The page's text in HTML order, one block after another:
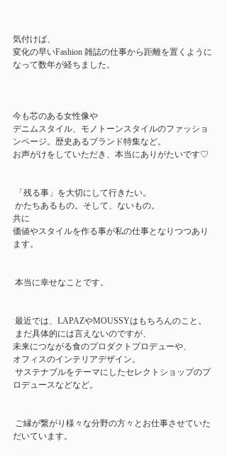
気付けば、
変化の早いFashion 雑誌の仕事から距離を置くように
なって数年が経ちました。
今も芯のある女性像や
デニムスタイル、モノトーンスタイルのファッショ
ンページ。歴史あるブランド特集など。
お声がけをしていただき、本当にありがたいです♡
「残る事」を大切にして行きたい。
かたちあるもの。そして、ないもの。
共に
価値やスタイルを作る事が私の仕事となりつつあり
ます。
本当に幸せなことです。
最近では、LAPAZやMOUSSYはもちろんのこと。
まだ具体的には言えないのですが、
未来につながる食のプロダクトプロデューや、
オフィスのインテリアデザイン。
サステナブルをテーマにしたセレクトショップのプ
ロデュースなどなど。
ご縁が繋がり様々な分野の方々とお仕事させていた
だいています。